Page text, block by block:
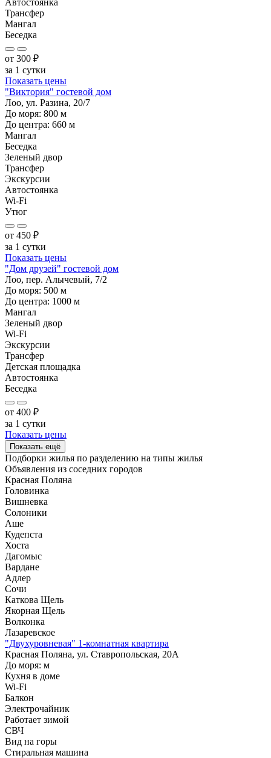
Трансфер
Мангал
Беседка
от 300 ₽
за 1 сутки
Показать цены
"Виктория" гостевой дом
Лоо, ул. Разина, 20/7
До моря: 800 м
До центра: 660 м
Мангал
Беседка
Зеленый двор
Трансфер
Экскурсии
Автостоянка
Wi-Fi
Утюг
от 450 ₽
за 1 сутки
Показать цены
"Дом друзей" гостевой дом
Лоо, пер. Алычевый, 7/2
До моря: 500 м
До центра: 1000 м
Мангал
Зеленый двор
Wi-Fi
Экскурсии
Трансфер
Детская площадка
Автостоянка
Беседка
от 400 ₽
за 1 сутки
Показать цены
Показать ещё
Подборки жилья по разделению на типы жилья
Объявления из соседних городов
Красная Поляна
Головинка
Вишневка
Солоники
Аше
Кудепста
Хоста
Дагомыс
Вардане
Адлер
Сочи
Каткова Щель
Якорная Щель
Волконка
Лазаревское
"Двухуровневая" 1-комнатная квартира
Красная Поляна, ул. Ставропольская, 20А
До моря: м
Кухня в доме
Wi-Fi
Балкон
Электрочайник
Работает зимой
СВЧ
Вид на горы
Стиральная машина